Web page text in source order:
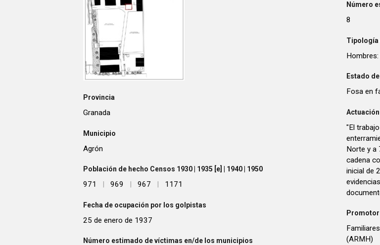
Provincia
Granada
Municipio
Agrón
Población de hecho Censos 1930 | 1935 [e] | 1940 | 1950
971 | 969 | 967 | 1171
Fecha de ocupación por los golpistas
25 de enero de 1937
Número estimado de víctimas en/de los municipios
Número
8
Tipología
Hombres:
Estado
Fosa en
"El
Norte y a
cadena
inicial de
Familiares
(ARMH)